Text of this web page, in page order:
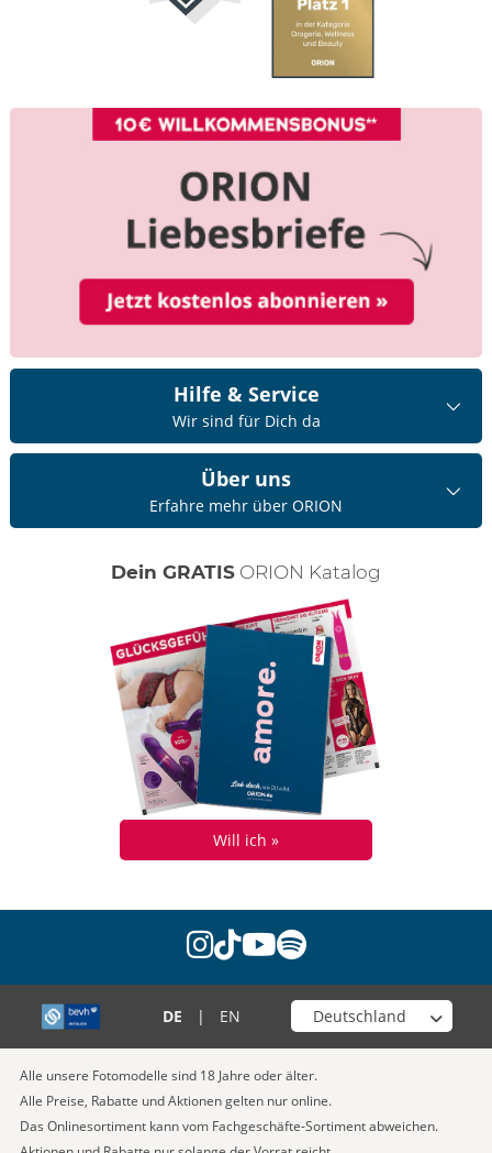
Hilfe & Service
Wir sind für Dich da
Über uns
Erfahre mehr über ORION
Dein GRATIS ORION Katalog
Will ich »
instagram
tiktok
youtube
spotify
DE | EN Wähle deinen Shop
Alle unsere Fotomodelle sind 18 Jahre oder älter.
Alle Preise, Rabatte und Aktionen gelten nur online.
Das Onlinesortiment kann vom Fachgeschäfte-Sortiment abweichen.